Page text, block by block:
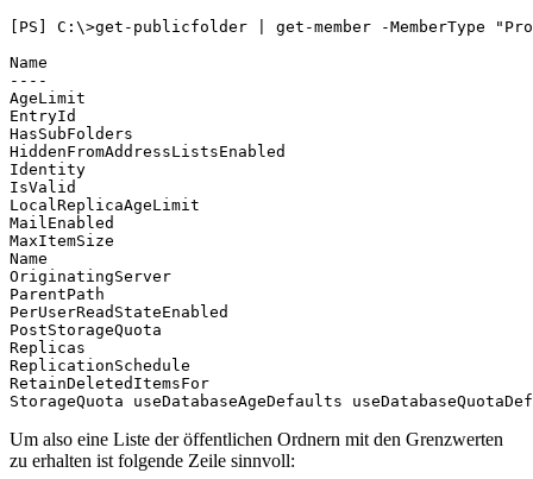
[PS] C:\>get-publicfolder | get-member -MemberType
Name
----
AgeLimit
EntryId
HasSubFolders
HiddenFromAddressListsEnabled
Identity
IsValid
LocalReplicaAgeLimit
MailEnabled
MaxItemSize
Name
OriginatingServer
ParentPath
PerUserReadStateEnabled
PostStorageQuota
Replicas
ReplicationSchedule
RetainDeletedItemsFor
StorageQuota useDatabaseAgeDefaults
Um also eine Liste der öffentlichen Ordnern mit den Grenzwerten
zu erhalten ist folgende Zeile sinnvoll: